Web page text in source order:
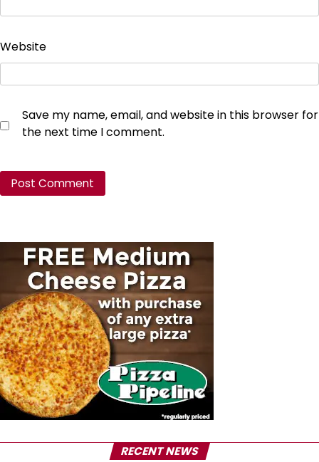
Website
Save my name, email, and website in this browser for
the next time I comment.
RECENT NEWS